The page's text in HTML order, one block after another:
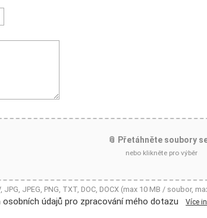
📎 Přetáhněte soubory
nebo klikněte pro výběr
JPG, JPEG, PNG, TXT, DOC, DOCX (max 10 MB / soubor,
údajů pro zpracování mého dotazu Více